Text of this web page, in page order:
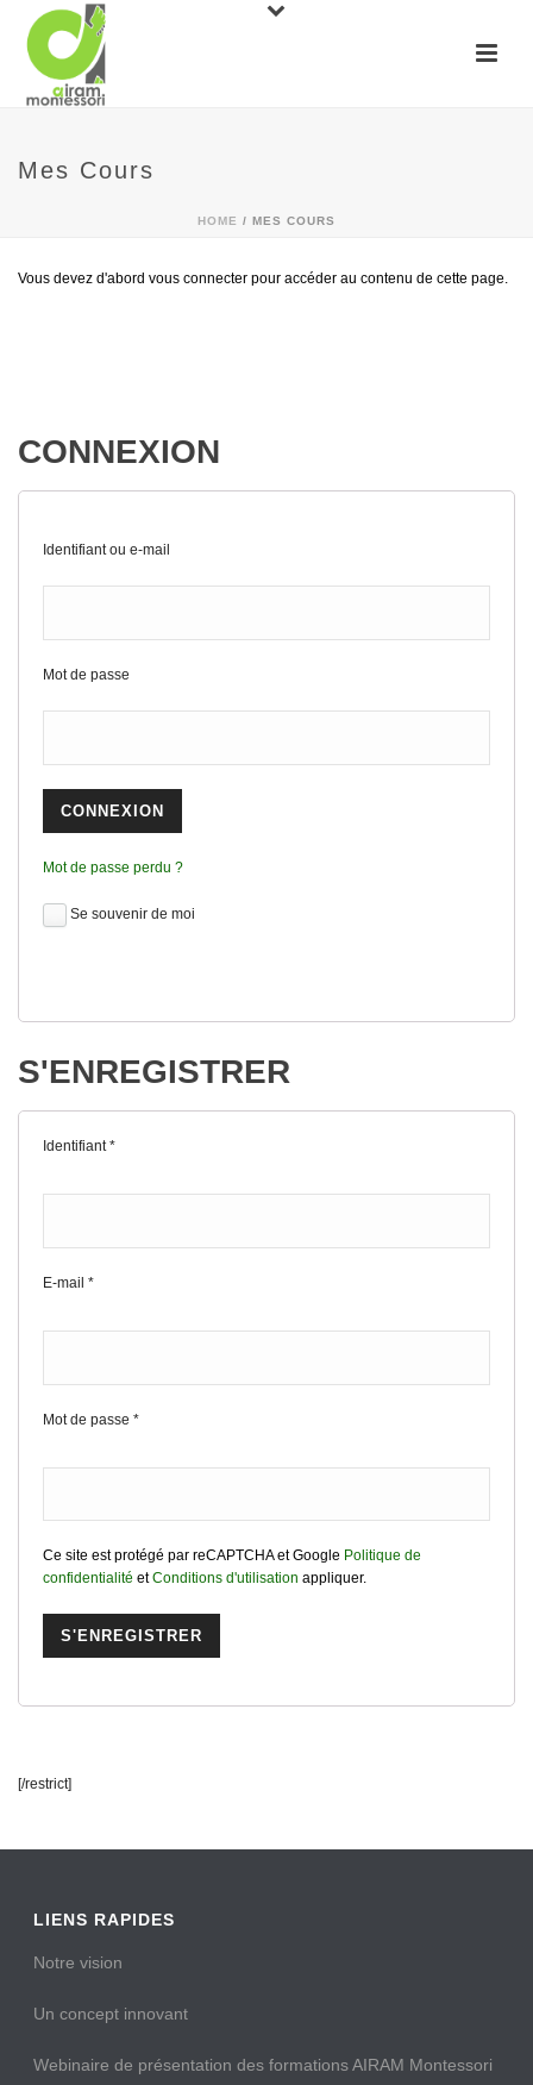
Mes Cours
HOME / MES COURS
Vous devez d'abord vous connecter pour accéder au contenu de cette page.
CONNEXION
Identifiant ou e-mail
Mot de passe
Mot de passe perdu ?
Se souvenir de moi
S'ENREGISTRER
Identifiant*
E-mail *
Mot de passe *
Ce site est protégé par reCAPTCHA et Google Politique de
confidentialité etConditions d'utilisation appliquer.
[/restrict]
LIENS RAPIDES
Notre vision
Un concept innovant
Webinaire de présentation des formations AIRAM Montessori